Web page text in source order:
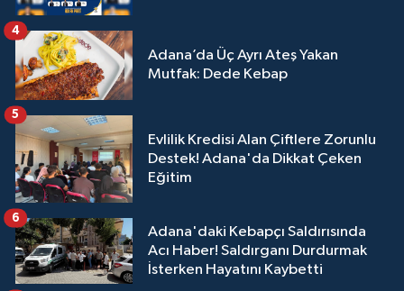
Adana’da Üç Ayrı Ateş Yakan
Mutfak: Dede Kebap
4
Evlilik Kredisi Alan Çiftlere Zorunlu
Destek! Adana'da Dikkat Çeken
Eğitim
5
Adana'daki Kebapçı Saldırısında
Acı Haber! Saldırganı Durdurmak
İsterken Hayatını Kaybetti
6